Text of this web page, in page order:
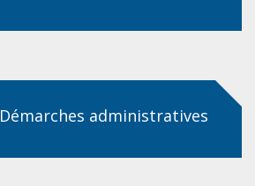
Démarches administratives